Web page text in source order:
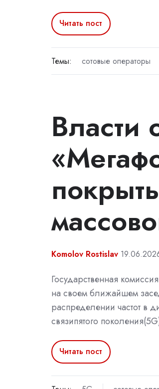
Читать пост
Темы: сотовые операторы
Власти
Komolov Rostislav
Государственная
на своем ближайшем
распределении частот в
связипятого
Читать пост